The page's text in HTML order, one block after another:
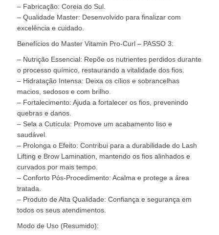
– Fabricação: Coreia do Sul.
– Qualidade Master: Desenvolvido para finalizar com
excelência e cuidado.
Benefícios do Master Vitamin Pro-Curl – PASSO 3:
– Nutrição Essencial: Repõe os nutrientes perdidos durante
o processo químico, restaurando a vitalidade dos fios.
– Hidratação Intensa: Deixa os cílios e sobrancelhas
macios, sedosos e com brilho.
– Fortalecimento: Ajuda a fortalecer os fios, prevenindo
quebras e danos.
– Sela a Cutícula: Promove um acabamento liso e
saudável.
– Prolonga o Efeito: Contribui para a durabilidade do Lash
Lifting e Brow Lamination, mantendo os fios alinhados e
curvados por mais tempo.
– Conforto Pós-Procedimento: Acalma e protege a área
tratada.
– Produto de Alta Qualidade: Confiança e segurança em
todos os seus atendimentos.
Modo de Uso (Resumido):